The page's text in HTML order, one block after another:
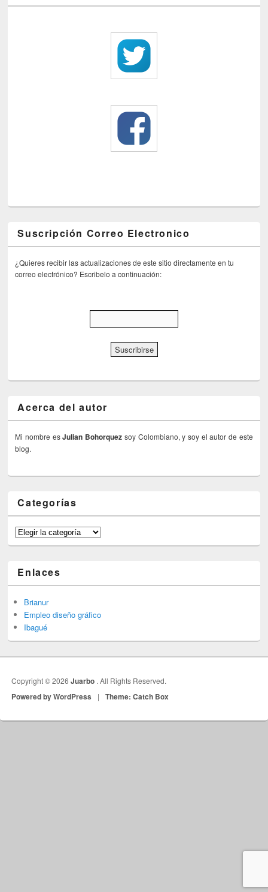
Suscripción Correo Electronico
¿Quieres recibir las actualizaciones de este sitio directamente en tu
correo electrónico? Escribelo a continuación:
Acerca del autor
Mi nombre esJulian Bohorquez soy Colombiano, y soy el autor de este
blog.
Categorías
Categorías
Enlaces
Brianur
Empleo diseño gráfico
Ibagué
Copyright © 2026Juarbo . All Rights Reserved.
Powered by WordPress | Theme: Catch Box